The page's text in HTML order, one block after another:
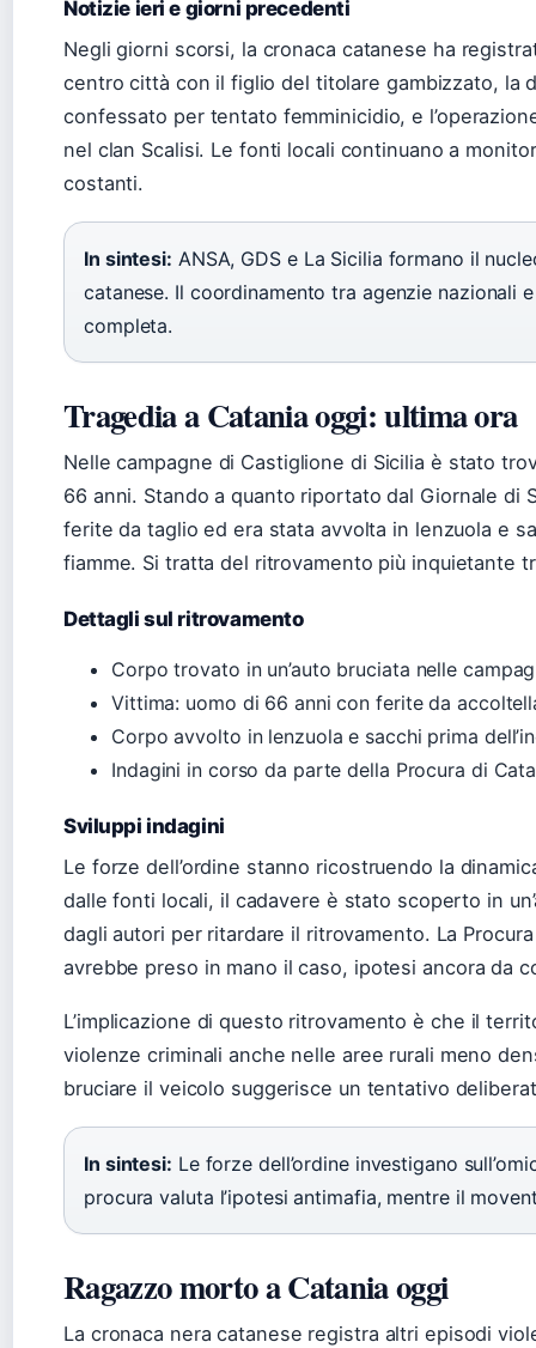
Notizie ieri e giorni precedenti
Negli giorni scorsi, la cronaca catanese ha
centro città con il figlio del titolare gambizzato, la
confessato per tentato femminicidio, e
nel clan Scalisi. Le fonti locali continuano a
costanti.
In sintesi: ANSA, GDS e La Sicilia formano il
catanese. Il coordinamento tra agenzie nazionali
completa.
Tragedia a Catania oggi: ultima ora
Nelle campagne di Castiglione di Sicilia è stato
66 anni. Stando a quanto riportato dal Giornale di
ferite da taglio ed era stata avvolta in lenzuola e
fiamme. Si tratta del ritrovamento più inquietante
Dettagli sul ritrovamento
Corpo trovato in un’auto bruciata nelle
Vittima: uomo di 66 anni con ferite da
Corpo avvolto in lenzuola e sacchi prima
Indagini in corso da parte della Procura di
Sviluppi indagini
Le forze dell’ordine stanno ricostruendo la
dalle fonti locali, il cadavere è stato scoperto in
dagli autori per ritardare il ritrovamento. La
avrebbe preso in mano il caso, ipotesi ancora da
L’implicazione di questo ritrovamento è che il
violenze criminali anche nelle aree rurali meno
bruciare il veicolo suggerisce un tentativo
In sintesi: Le forze dell’ordine investigano
procura valuta l’ipotesi antimafia, mentre il
Ragazzo morto a Catania oggi
La cronaca nera catanese registra altri episodi